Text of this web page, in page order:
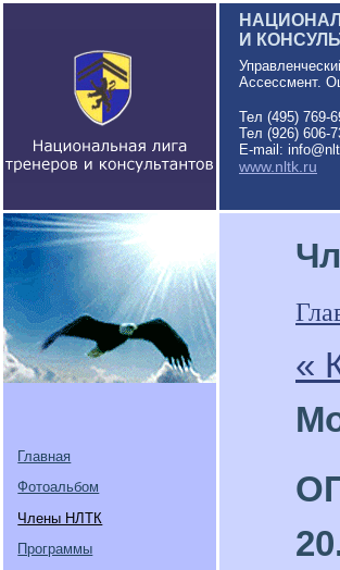
И
Ассессмент.
Тел (495) 769-
Тел (926) 606-
E-mail:
www.nltk.ru
Главная
Фотоальбом
Члены НЛТК
Программы
«